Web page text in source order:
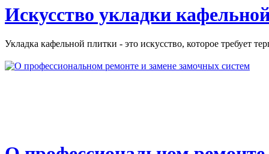
Искусство укладки
Укладка кафельной плитки - это искусство, которое требует